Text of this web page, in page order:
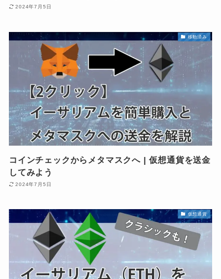
2024年7月5日
移動済み
コインチェックからメタマスクへ | 仮想通貨を送金
してみよう
2024年7月5日
仮想通貨